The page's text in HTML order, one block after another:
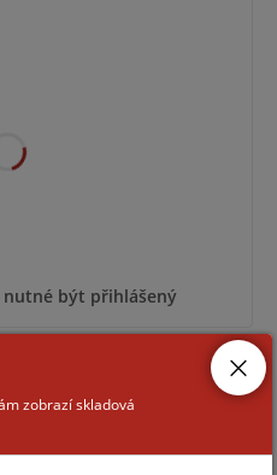
být přihlášený
HUB/REX-B
zobrazí skladová